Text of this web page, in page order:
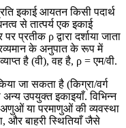
इकाई आयतन किसी पदार्थ
से तात्पर्य एक इकाई
प्रतीक ρ द्वारा दर्शाया जाता
के अनुपात के रूप में
है (वी), वह है, ρ = एम/वी.
जा सकता है (किग्रा/वर्ग
अन्य उपयुक्त इकाइयाँ. विभिन्न
अणुओं या परमाणुओं की व्यवस्था
और बाहरी स्थितियाँ जैसे